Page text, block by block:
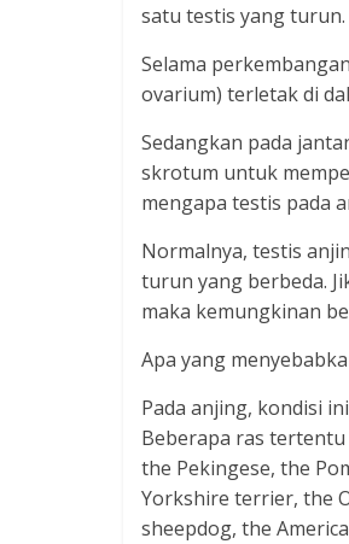
satu testis yang turun.
Selama
ovarium) terletak di
Sedangkan pada
skrotum untuk
mengapa testis pada
Normalnya, testis
turun yang berbeda.
maka kemungkinan
Apa yang
Pada anjing, kondisi
Beberapa ras
the Pekingese, the
Yorkshire terrier, the
sheepdog, the